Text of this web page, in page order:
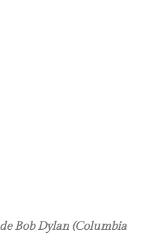
Bob Dylan (Columbia